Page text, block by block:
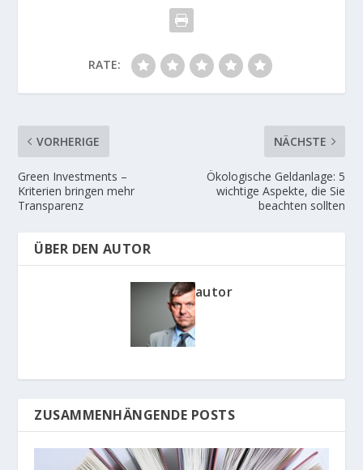
RATE:
VORHERIGE
Green Investments –
Kriterien bringen mehr
Transparenz
NÄCHSTE
Ökologische Geldanlage: 5
wichtige Aspekte, die Sie
beachten sollten
ÜBER DEN AUTOR
autor
ZUSAMMENHÄNGENDE POSTS